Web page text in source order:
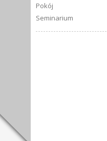
Pokój
Seminarium